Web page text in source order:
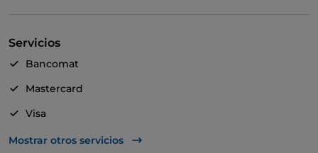
Servicios
Bancomat
Mastercard
Visa
Se admiten animales
Mostrar otros servicios